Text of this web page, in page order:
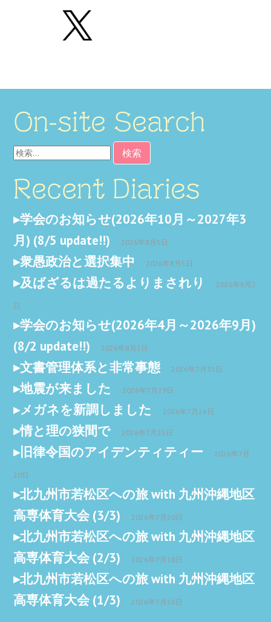
On-site Search
検
索:
Recent Diaries
学会のお知らせ(2026年10月～2027年3
月) (8/5 update!!)
2026年8月5日
衆愚政治と選択集中 2026年8月5日
及ばざるは過たるよりまされり 2026年8月2
日
学会のお知らせ(2026年4月～2026年9月)
(8/2 update!!)
2026年8月2日
文書管理体系と非常事態 2026年7月31日
地震が来ました 2026年7月29日
メガネを新調しました 2026年7月26日
情と理の狭間で 2026年7月25日
旧律令国のアイデンティティー 2026年7月
20日
北九州市若松区への旅 with 九州沖縄地区
高専体育大会 (3/3)
2026年7月20日
北九州市若松区への旅 with 九州沖縄地区
高専体育大会 (2/3)
2026年7月18日
北九州市若松区への旅 with 九州沖縄地区
高専体育大会 (1/3)
2026年7月18日